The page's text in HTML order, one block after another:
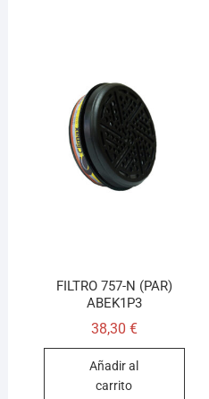
FILTRO 757-N (PAR)
ABEK1P3
38,30 €
Añadir al
carrito